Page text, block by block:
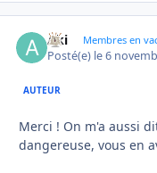
Aki Membres en
Posté(e) le 6
AUTEUR
Merci ! On m'a aussi
dangereuse, vous en